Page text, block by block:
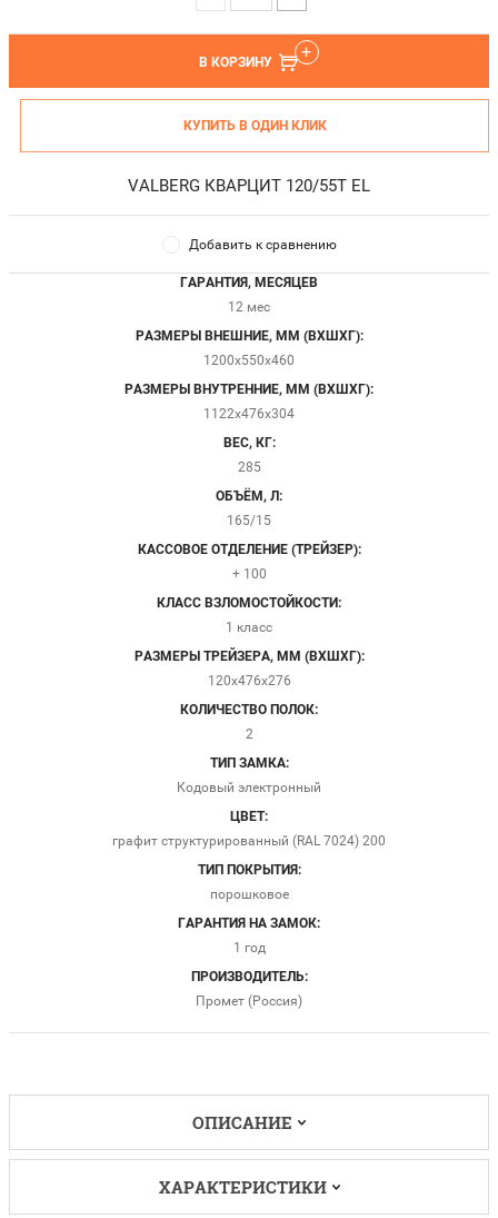
В КОРЗИНУ
КУПИТЬ В ОДИН КЛИК
VALBERG КВАРЦИТ 120/55T EL
Добавить к сравнению
ГАРАНТИЯ, МЕСЯЦЕВ
12 мес
РАЗМЕРЫ ВНЕШНИЕ, ММ (ВХШХГ):
1200x550x460
РАЗМЕРЫ ВНУТРЕННИЕ, ММ (ВХШХГ):
1122x476x304
ВЕС, КГ:
285
ОБЪЁМ, Л:
165/15
КАССОВОЕ ОТДЕЛЕНИЕ (ТРЕЙЗЕР):
+ 100
КЛАСС ВЗЛОМОСТОЙКОСТИ:
1 класс
РАЗМЕРЫ ТРЕЙЗЕРА, ММ (ВХШХГ):
120х476х276
КОЛИЧЕСТВО ПОЛОК:
2
ТИП ЗАМКА:
Кодовый электронный
ЦВЕТ:
графит структурированный (RAL 7024) 200
ТИП ПОКРЫТИЯ:
порошковое
ГАРАНТИЯ НА ЗАМОК:
1 год
ПРОИЗВОДИТЕЛЬ:
Промет (Россия)
ОПИСАНИЕ
ХАРАКТЕРИСТИКИ